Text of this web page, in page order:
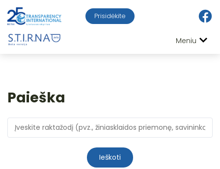
Prisidėkite
Meniu
Paieška
Ieškoti